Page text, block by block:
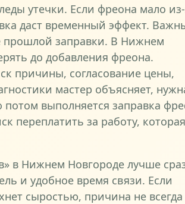
утечки. Если фреона мало
даст временный эффект.
прошлой заправки. В Нижнем
до добавления фреона.
причины, согласование цены,
мастер объясняет,
потом выполняется заправка
переплатить за работу,
в Нижнем Новгороде лучше
и удобное время связи. Если
сыростью, причина не всегда